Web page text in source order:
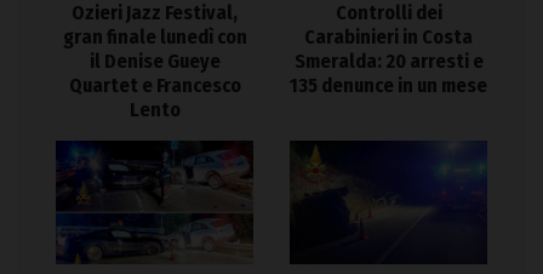
Ozieri Jazz Festival,
gran finale lunedì con
il Denise Gueye
Quartet e Francesco
Lento
Controlli dei
Carabinieri in Costa
Smeralda: 20 arresti e
135 denunce in un mese